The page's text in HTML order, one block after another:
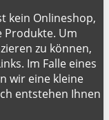
kein Onlineshop,
Um
zu können,
Im Falle eines
wir eine kleine
entstehen Ihnen